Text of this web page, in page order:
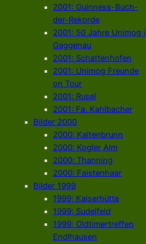
2001: Guinness-Buch-
der-Rekorde
2001: 50 Jahre Unimog
Gaggenau
2001: Schattenhofen
2001: Unimog Freunde
on Tour
2001: Rusel
2001: Fa. Kahlbacher
Bilder 2000
2000: Kaltenbrunn
2000: Kogler Alm
2000: Thanning
2000: Faistenhaar
Bilder 1999
1999: Kaiserhütte
1999: Sudelfeld
1999: Oldtimertreffen
Endlhausen